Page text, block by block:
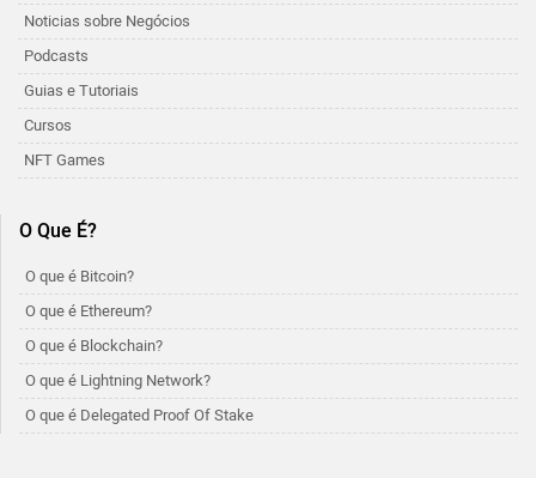
Noticias sobre Negócios
Podcasts
Guias e Tutoriais
Cursos
NFT Games
O Que É?
O que é Bitcoin?
O que é Ethereum?
O que é Blockchain?
O que é Lightning Network?
O que é Delegated Proof Of Stake